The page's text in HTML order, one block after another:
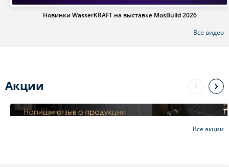
Новинки WasserKRAFT на выставке MosBuild 2026
Все видео
Акции
Все акции